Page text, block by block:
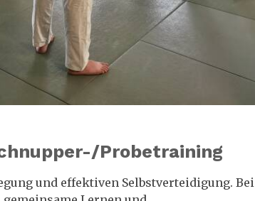
Probetraining
und effektiven Selbstverteidigung. Bei